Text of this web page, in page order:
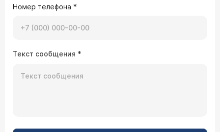
Номер телефона *
Текст сообщения *